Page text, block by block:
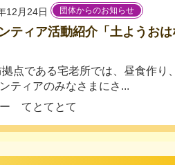
12月24日 団体からのお知らせ
ティア活動紹介「土ようおは
点である宅老所では、昼食作り
ティアのみなさまにさ...
ー てとてとて